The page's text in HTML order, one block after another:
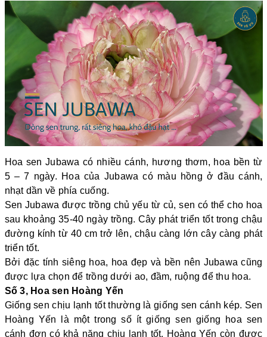
Hoa sen Jubawa có nhiều cánh, hương thơm, hoa bền từ
5 – 7 ngày. Hoa của Jubawa có màu hồng ở đầu cánh,
nhạt dần về phía cuống.
Sen Jubawa được trồng chủ yếu từ củ, sen có thể cho hoa
sau khoảng 35-40 ngày trồng. Cây phát triển tốt trong chậu
đường kính từ 40 cm trở lên, chậu càng lớn cây càng phát
triển tốt.
Bởi đặc tính siêng hoa, hoa đẹp và bền nên Jubawa cũng
được lựa chọn để trồng dưới ao, đầm, ruộng để thu hoa.
Số 3, Hoa sen Hoàng Yến
Giống sen chịu lạnh tốt thường là giống sen cánh kép. Sen
Hoàng Yến là một trong số ít giống sen giống hoa sen
cánh đơn có khả năng chịu lạnh tốt. Hoàng Yến còn được